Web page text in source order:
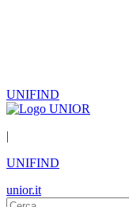
UNIFIND
|
UNIFIND
unior.it